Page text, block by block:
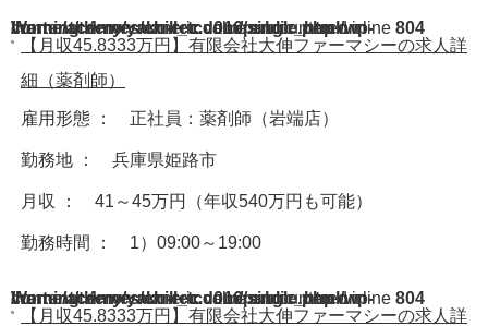
Warning: A non-numeric value encountered in
/home/acdmy/yaku-rec.com/public_html/wp-content/themes/chill_tcd016/single.phpon line 804
【月収45.8333万円】有限会社大伸ファーマシーの求人詳
細（薬剤師）
雇用形態 ： 正社員：薬剤師（岩端店）
勤務地 ： 兵庫県姫路市
月収 ： 41～45万円（年収540万円も可能）
勤務時間 ： 1）09:00～19:00
Warning: A non-numeric value encountered in
/home/acdmy/yaku-rec.com/public_html/wp-content/themes/chill_tcd016/single.phpon line 804
【月収45.8333万円】有限会社大伸ファーマシーの求人詳